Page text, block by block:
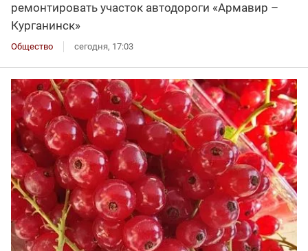
ремонтировать участок автодороги «Армавир –
Курганинск»
Общество сегодня, 17:03